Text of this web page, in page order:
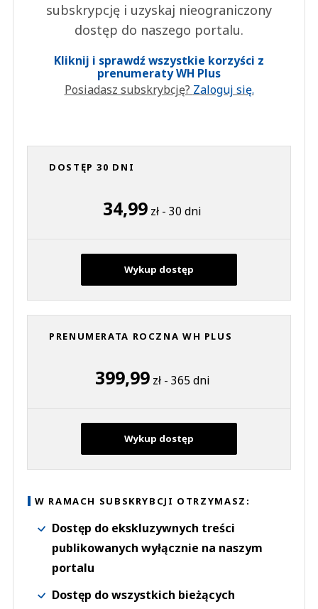
subskrypcję i uzyskaj nieograniczony
dostęp do naszego portalu.
Kliknij i sprawdź wszystkie korzyści z
prenumeraty WH Plus
Posiadasz subskrybcję? Zaloguj się.
DOSTĘP 30 DNI
34,99 zł - 30 dni
Wykup dostęp
PRENUMERATA ROCZNA WH PLUS
399,99zł - 365 dni
Wykup dostęp
W RAMACH SUBSKRYBCJI OTRZYMASZ:
Dostęp do ekskluzywnych treści
publikowanych wyłącznie na naszym
portalu
Dostęp do wszystkich bieżących